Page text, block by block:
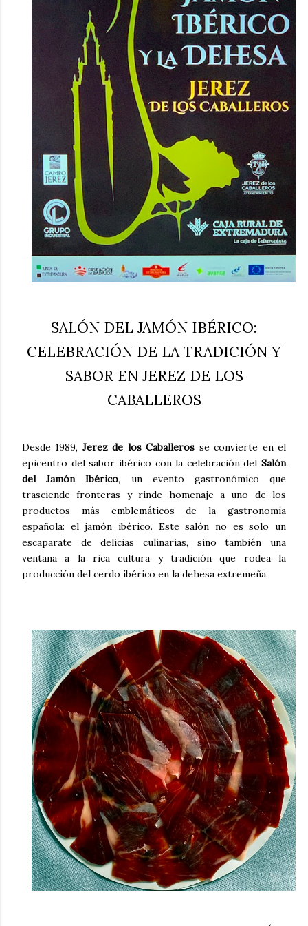
SALÓN DEL JAMÓN IBÉRICO:
CELEBRACIÓN DE LA TRADICIÓN Y
SABOR EN JEREZ DE LOS
CABALLEROS
Desde 1989, Jerez de los Caballeros se convierte en el
epicentro del sabor ibérico con la celebración del Salón
del Jamón Ibérico, un evento gastronómico que
trasciende fronteras y rinde homenaje a uno de los
productos más emblemáticos de la gastronomía
española: el jamón ibérico. Este salón no es solo un
escaparate de delicias culinarias, sino también una
ventana a la rica cultura y tradición que rodea la
producción del cerdo ibérico en la dehesa extremeña.